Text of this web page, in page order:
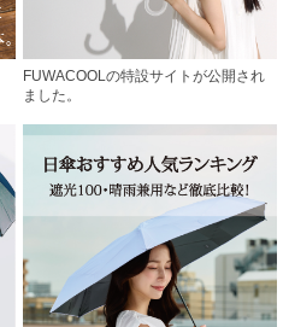
FUWACOOLの特設サイトが公開され
ました。